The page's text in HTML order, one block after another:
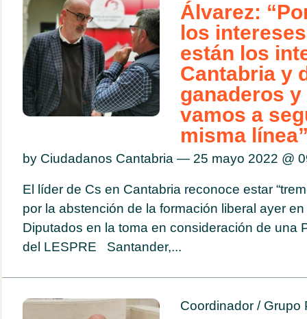
Álvarez:
los
están los
Cantabria y
ganaderos
vamos a
misma
by Ciudadanos Cantabria — 25 mayo 2022 @
El líder de Cs en Cantabria reconoce estar
por la abstención de la formación liberal ayer
Diputados en la toma en consideración de una
del LESPRE Santander,...
Coordinador/ Grupo